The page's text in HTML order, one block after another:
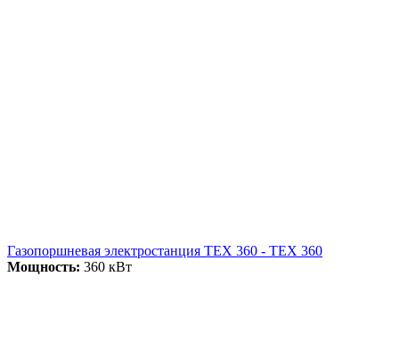
Газопоршневая электростанция ТЕХ 360 - ТЕХ 360
Мощность: 360 кВт